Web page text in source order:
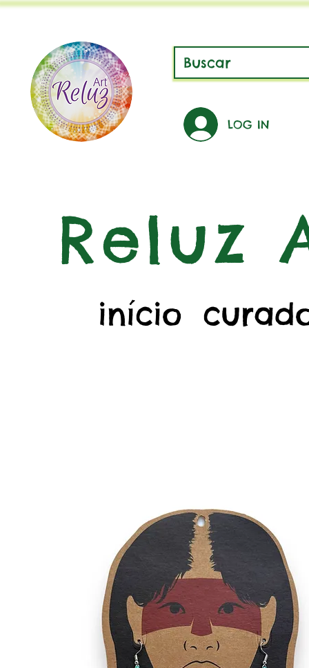
LOG IN
Reluz
início